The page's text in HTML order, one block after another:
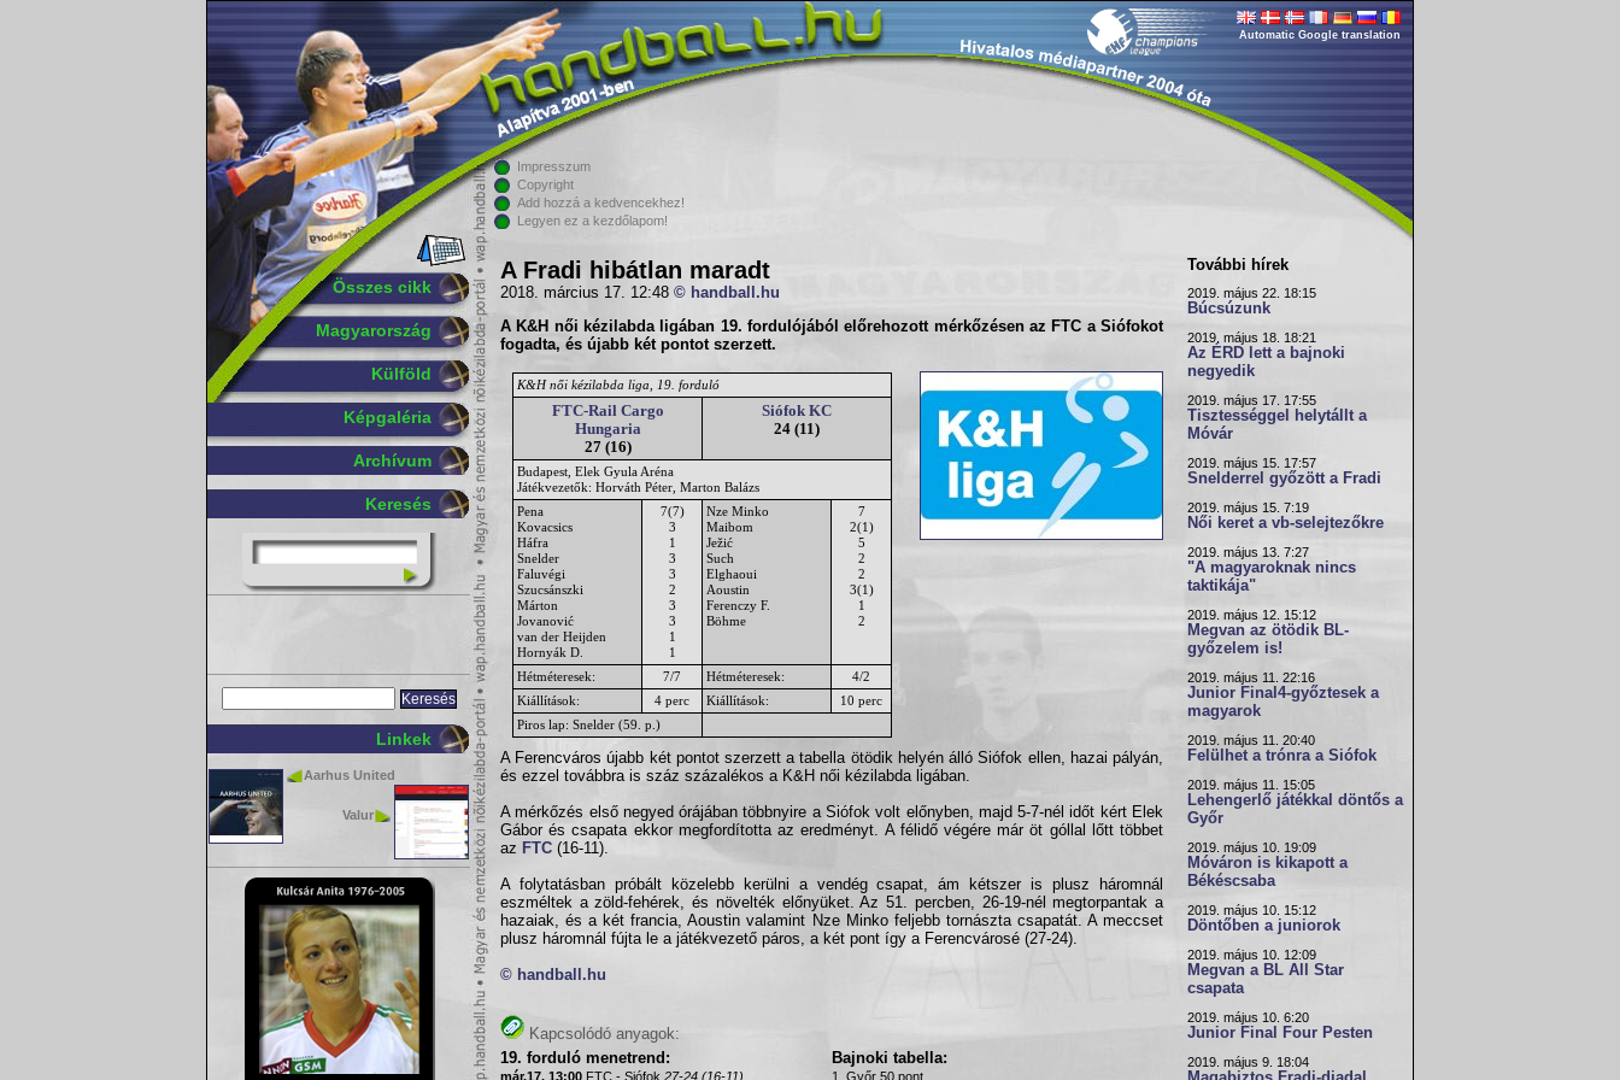
Összes cikk
Magyarország
Külföld
Képgaléria
Archívum
Keresés
Linkek
Aarhus United
Valur
Automatic Google translation
Impresszum
Copyright
Add hozzá a kedvencekhez!
Legyen ez a kezdőlapom!
A Fradi hibátlan maradt
2018. március 17. 12:48 © handball.hu
A K&H női kézilabda ligában 19. fordulójából előrehozott mérkőzésen az FTC a Siófokot
fogadta, és újabb két pontot szerzett.
K&H női kézilabda liga, 19. forduló
FTC-Rail Cargo
Hungaria
27 (16)
Siófok KC
24 (11)
Budapest, Elek Gyula Aréna
Játékvezetők: Horváth Péter, Marton Balázs
Pena
Kovacsics
Háfra
Snelder
Faluvégi
Szucsánszki
Márton
Jovanović
van der Heijden
Hornyák D.
7(7)
3
1
3
3
2
3
3
1
1
Nze Minko
Maibom
Ježić
Such
Elghaoui
Aoustin
Ferenczy F.
Böhme
7
2(1)
5
2
2
3(1)
1
2
Hétméteresek: 7/7 Hétméteresek:
4/2
Kiállítások:
4 perc Kiállítások:
10 perc
Piros lap: Snelder (59. p.)
A Ferencváros újabb két pontot szerzett a tabella ötödik helyén álló Siófok ellen, hazai pályán,
és ezzel továbbra is száz százalékos a K&H női kézilabda ligában.
A mérkőzés első negyed órájában többnyire a Siófok volt előnyben, majd 5-7-nél időt kért Elek
Gábor és csapata ekkor megfordította az eredményt. A félidő végére már öt góllal lőtt többet
az FTC (16-11).
A folytatásban próbált közelebb kerülni a vendég csapat, ám kétszer is plusz háromnál
eszméltek a zöld-fehérek, és növelték előnyüket. Az 51. percben, 26-19-nél megtorpantak a
hazaiak, és a két francia, Aoustin valamint Nze Minko feljebb tornászta csapatát. A meccset
plusz háromnál fújta le a játékvezető páros, a két pont így a Ferencvárosé (27-24).
© handball.hu
Kapcsolódó anyagok:
19. forduló menetrend:
már.17. 13:00 FTC - Siófok 27-24 (16-11)
Bajnoki tabella:
1. Győr 50 pont
További hírek
2019. május 22. 18:15
Búcsúzunk
2019. május 18. 18:21
Az ÉRD lett a bajnoki
negyedik
2019. május 17. 17:55
Tisztességgel helytállt a
Móvár
2019. május 15. 17:57
Snelderrel győzött a Fradi
2019. május 15. 7:19
Női keret a vb-selejtezőkre
2019. május 13. 7:27
"A magyaroknak nincs
taktikája"
2019. május 12. 15:12
Megvan az ötödik BL-
győzelem is!
2019. május 11. 22:16
Junior Final4-győztesek a
magyarok
2019. május 11. 20:40
Felülhet a trónra a Siófok
2019. május 11. 15:05
Lehengerlő játékkal döntős a
Győr
2019. május 10. 19:09
Móváron is kikapott a
Békéscsaba
2019. május 10. 15:12
Döntőben a juniorok
2019. május 10. 12:09
Megvan a BL All Star
csapata
2019. május 10. 6:20
Junior Final Four Pesten
2019. május 9. 18:04